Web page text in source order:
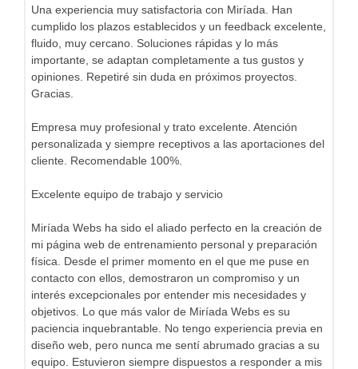
Una experiencia muy satisfactoria con Miríada. Han
cumplido los plazos establecidos y un feedback excelente,
fluido, muy cercano. Soluciones rápidas y lo más
importante, se adaptan completamente a tus gustos y
opiniones. Repetiré sin duda en próximos proyectos.
Gracias.
Empresa muy profesional y trato excelente. Atención
personalizada y siempre receptivos a las aportaciones del
cliente. Recomendable 100%.
Excelente equipo de trabajo y servicio
Miríada Webs ha sido el aliado perfecto en la creación de
mi página web de entrenamiento personal y preparación
física. Desde el primer momento en el que me puse en
contacto con ellos, demostraron un compromiso y un
interés excepcionales por entender mis necesidades y
objetivos. Lo que más valor de Miríada Webs es su
paciencia inquebrantable. No tengo experiencia previa en
diseño web, pero nunca me sentí abrumado gracias a su
equipo. Estuvieron siempre dispuestos a responder a mis